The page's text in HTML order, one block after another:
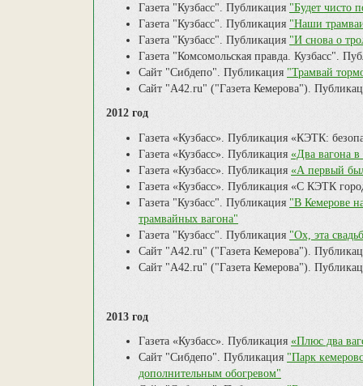
Газета "Кузбасс". Публикация "Будет чисто
Газета "Кузбасс". Публикация "Наши
Газета "Кузбасс". Публикация "И снова о
Газета "Комсомольская правда. Кузбасс".
Сайт "Сибдепо". Публикация "Трамвай
Сайт "А42.ru" ("Газета Кемерова").
2012 год
Газета «Кузбасс». Публикация «КЭТК:
Газета «Кузбасс». Публикация «Два вагона
Газета «Кузбасс». Публикация «А первый
Газета «Кузбасс». Публикация «С КЭТК
Газета "Кузбасс". Публикация "В Кемерове
трамвайных вагона"
Газета "Кузбасс". Публикация "Ох, эта
Сайт "А42.ru" ("Газета Кемерова").
Сайт "А42.ru" ("Газета Кемерова").
2013 год
Газета «Кузбасс». Публикация «Плюс два
Сайт "Сибдепо". Публикация "Парк
дополнительным обогревом"